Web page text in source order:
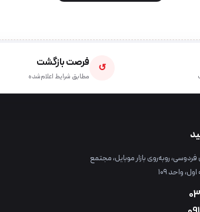
↺ فرصت بازگشت
مطابق شرایط اعلام‌شده
روبه‌روی بازار موبایل، مجتمع
واحد ۱۰۹